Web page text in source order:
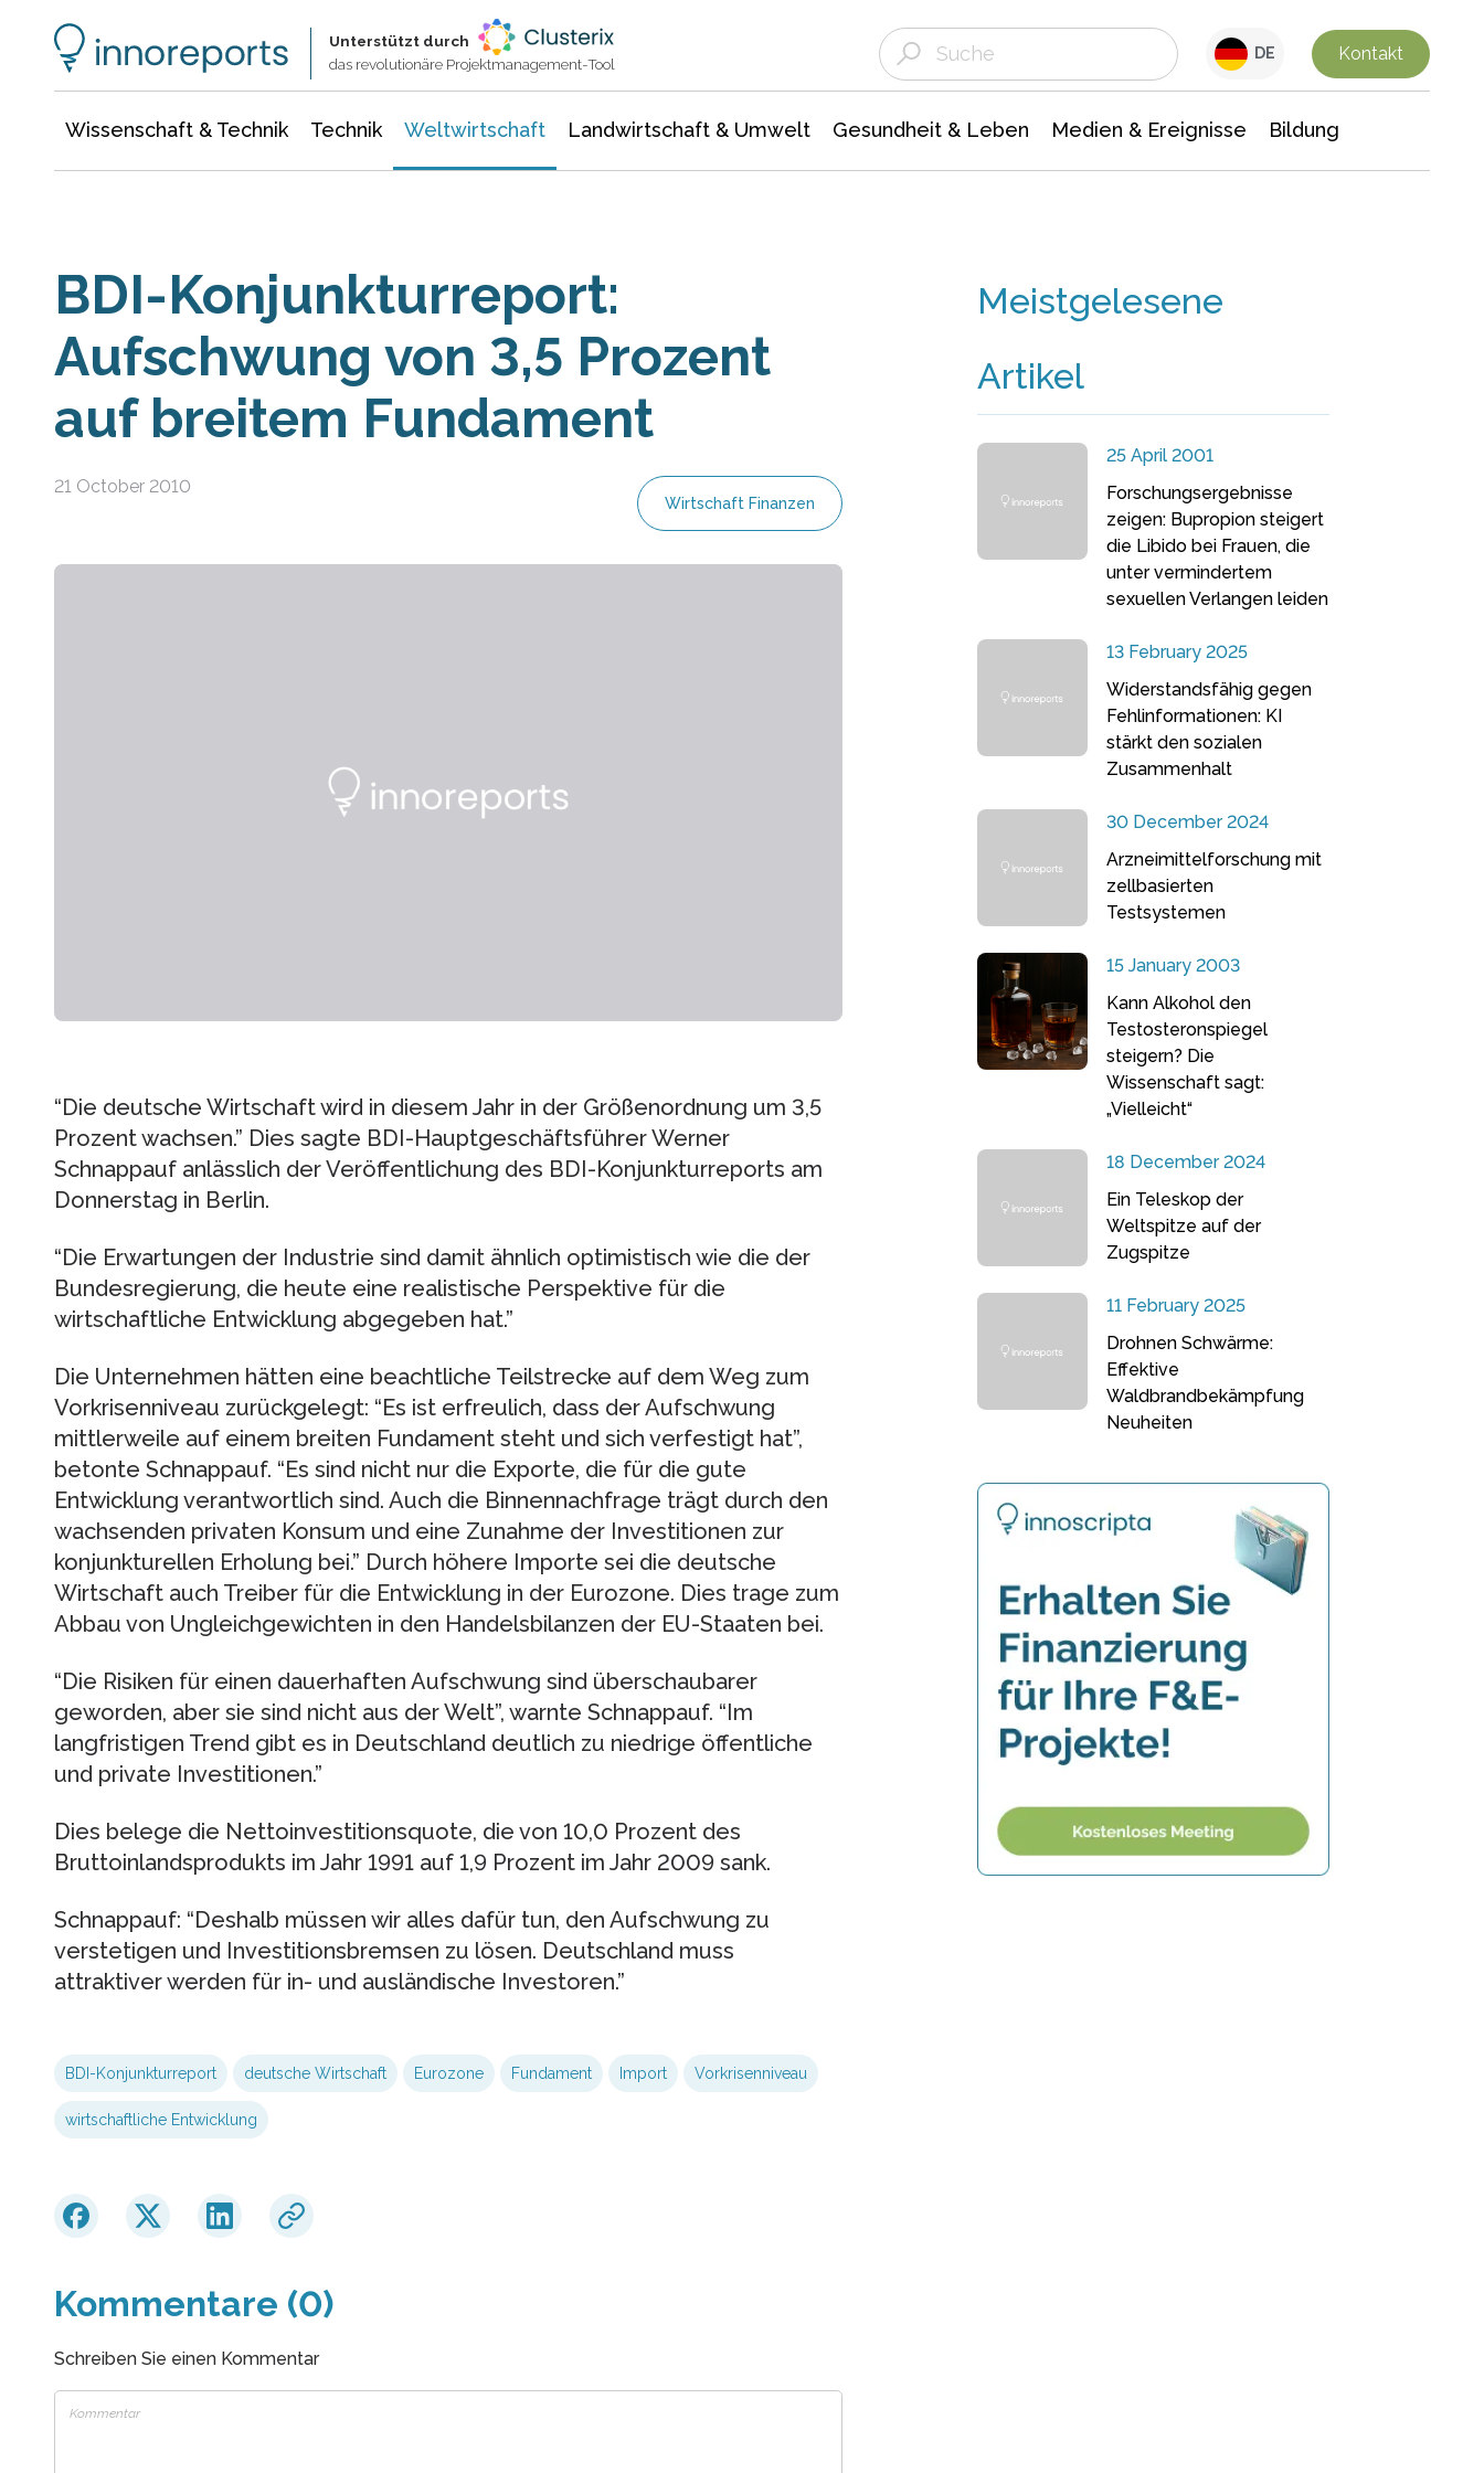
Unterstützt durch
das revolutionäre Projektmanagement-Tool
DE Kontakt
Wissenschaft & Technik Technik Weltwirtschaft Landwirtschaft & Umwelt Gesundheit & Leben Medien & Ereignisse Bildung
BDI-Konjunkturreport:
Aufschwung von 3,5 Prozent
auf breitem Fundament
21 October 2010
Wirtschaft Finanzen
“Die deutsche Wirtschaft wird in diesem Jahr in der Größenordnung um 3,5
Prozent wachsen.” Dies sagte BDI-Hauptgeschäftsführer Werner
Schnappauf anlässlich der Veröffentlichung des BDI-Konjunkturreports am
Donnerstag in Berlin.
“Die Erwartungen der Industrie sind damit ähnlich optimistisch wie die der
Bundesregierung, die heute eine realistische Perspektive für die
wirtschaftliche Entwicklung abgegeben hat.”
Die Unternehmen hätten eine beachtliche Teilstrecke auf dem Weg zum
Vorkrisenniveau zurückgelegt: “Es ist erfreulich, dass der Aufschwung
mittlerweile auf einem breiten Fundament steht und sich verfestigt hat”,
betonte Schnappauf. “Es sind nicht nur die Exporte, die für die gute
Entwicklung verantwortlich sind. Auch die Binnennachfrage trägt durch den
wachsenden privaten Konsum und eine Zunahme der Investitionen zur
konjunkturellen Erholung bei.” Durch höhere Importe sei die deutsche
Wirtschaft auch Treiber für die Entwicklung in der Eurozone. Dies trage zum
Abbau von Ungleichgewichten in den Handelsbilanzen der EU-Staaten bei.
“Die Risiken für einen dauerhaften Aufschwung sind überschaubarer
geworden, aber sie sind nicht aus der Welt”, warnte Schnappauf. “Im
langfristigen Trend gibt es in Deutschland deutlich zu niedrige öffentliche
und private Investitionen.”
Dies belege die Nettoinvestitionsquote, die von 10,0 Prozent des
Bruttoinlandsprodukts im Jahr 1991 auf 1,9 Prozent im Jahr 2009 sank.
Schnappauf: “Deshalb müssen wir alles dafür tun, den Aufschwung zu
verstetigen und Investitionsbremsen zu lösen. Deutschland muss
attraktiver werden für in- und ausländische Investoren.”
BDI-Konjunkturreport deutsche Wirtschaft Eurozone Fundament Import Vorkrisenniveau
wirtschaftliche Entwicklung
Kommentare (0)
Schreiben Sie einen Kommentar
Meistgelesene
Artikel
25 April 2001
Forschungsergebnisse
zeigen: Bupropion steigert
die Libido bei Frauen, die
unter vermindertem
sexuellen Verlangen leiden
13 February 2025
Widerstandsfähig gegen
Fehlinformationen: KI
stärkt den sozialen
Zusammenhalt
30 December 2024
Arzneimittelforschung mit
zellbasierten
Testsystemen
15 January 2003
Kann Alkohol den
Testosteronspiegel
steigern? Die
Wissenschaft sagt:
„Vielleicht“
18 December 2024
Ein Teleskop der
Weltspitze auf der
Zugspitze
11 February 2025
Drohnen Schwärme:
Effektive
Waldbrandbekämpfung
Neuheiten